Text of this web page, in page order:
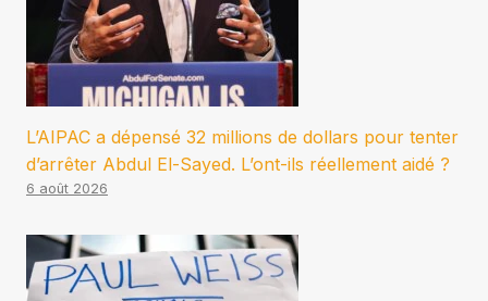
L’AIPAC a dépensé 32 millions de dollars pour tenter
d’arrêter Abdul El-Sayed. L’ont-ils réellement aidé ?
6 août 2026